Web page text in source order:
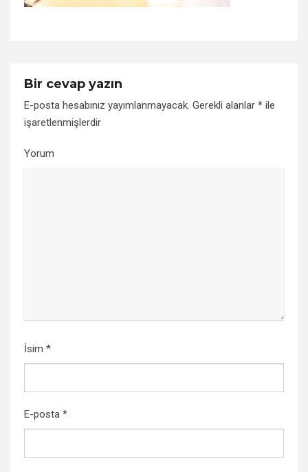
Bir cevap yazın
E-posta hesabınız yayımlanmayacak. Gerekli alanlar * ile
işaretlenmişlerdir
Yorum
İsim *
E-posta *